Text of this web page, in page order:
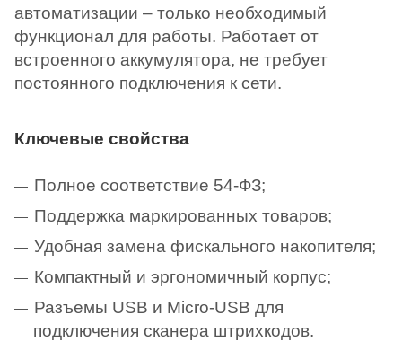
автоматизации – только необходимый
функционал для работы. Работает от
встроенного аккумулятора, не требует
постоянного подключения к сети.
Ключевые свойства
Полное соответствие 54-ФЗ;
Поддержка маркированных товаров;
Удобная замена фискального накопителя;
Компактный и эргономичный корпус;
Разъемы USB и Micro-USB для
подключения сканера штрихкодов.